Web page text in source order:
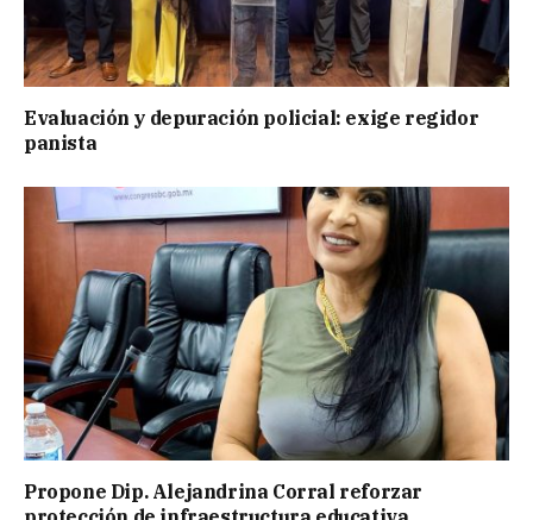
Evaluación y depuración policial: exige regidor
panista
Propone Dip. Alejandrina Corral reforzar